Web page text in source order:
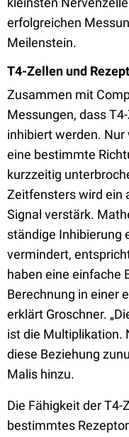
erfolgreichen
Meilenstein.
T4-Zellen und
Zusammen mit
Messungen, dass
inhibiert werden. Nur
eine bestimmte
kurzzeitig
Zeitfensters wird ein
Signal verstärk.
ständige Inhibierung
vermindert,
haben eine einfache
Berechnung in einer
erklärt Groschner.
ist die Multiplikation.
diese Beziehung
Malis hinzu.
Die Fähigkeit der
bestimmtes